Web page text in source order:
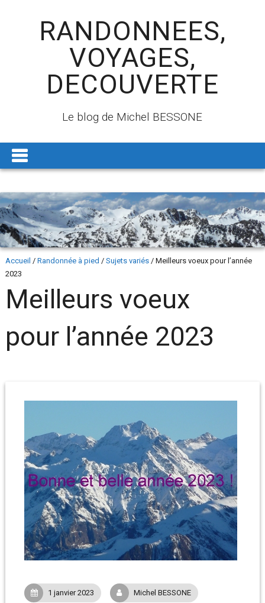
RANDONNEES,
VOYAGES,
DECOUVERTE
Le blog de Michel BESSONE
Accueil / Randonnée à pied / Sujets variés/ Meilleurs voeux pour l’année
2023
Meilleurs voeux
pour l’année 2023
1 janvier 2023 Michel BESSONE